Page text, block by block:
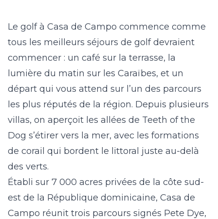
6 7 8 9 10 11 12
15
20 21 22 23 24 25 26
Le golf à Casa de Campo commence comme
tous les meilleurs séjours de golf devraient
commencer : un café sur la terrasse, la
lumière du matin sur les Caraïbes, et un
départ qui vous attend sur l’un des parcours
les plus réputés de la région. Depuis plusieurs
villas, on aperçoit les allées de Teeth of the
Dog s’étirer vers la mer, avec les formations
de corail qui bordent le littoral juste au-delà
des verts.
Établi sur 7 000 acres privées de la côte sud-
est de la République dominicaine, Casa de
Campo réunit trois parcours signés Pete Dye,